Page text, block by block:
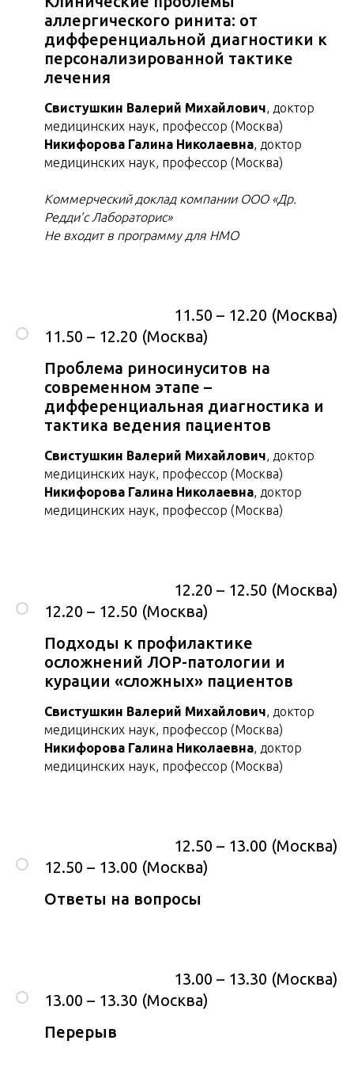
аллергического ринита: от
дифференциальной диагностики к
персонализированной тактике
лечения
Свистушкин Валерий Михайлович, доктор
медицинских наук, профессор (Москва)
Никифорова Галина Николаевна, доктор
медицинских наук, профессор (Москва)
Коммерческий доклад компании ООО «Др.
Редди’с Лабораторис»
Не входит в программу для НМО
11.50 – 12.20 (Москва)
11.50 – 12.20 (Москва)
Проблема риносинуситов на
современном этапе –
дифференциальная диагностика и
тактика ведения пациентов
Свистушкин Валерий Михайлович, доктор
медицинских наук, профессор (Москва)
Никифорова Галина Николаевна, доктор
медицинских наук, профессор (Москва)
12.20 – 12.50 (Москва)
12.20 – 12.50 (Москва)
Подходы к профилактике
осложнений ЛОР-патологии и
курации «сложных» пациентов
Свистушкин Валерий Михайлович, доктор
медицинских наук, профессор (Москва)
Никифорова Галина Николаевна, доктор
медицинских наук, профессор (Москва)
12.50 – 13.00 (Москва)
12.50 – 13.00 (Москва)
Ответы на вопросы
13.00 – 13.30 (Москва)
13.00 – 13.30 (Москва)
Перерыв